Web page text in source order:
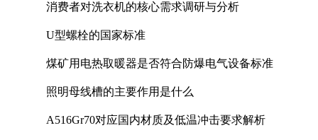
消费者对洗衣机的核心需求调研与分析
U型螺栓的国家标准
煤矿用电热取暖器是否符合防爆电气设备标准
照明母线槽的主要作用是什么
A516Gr70对应国内材质及低温冲击要求解析